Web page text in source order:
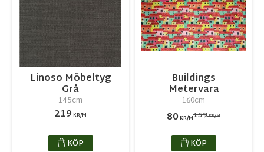
Linoso Möbeltyg
Grå
145cm
219 KR/M
KÖP
Buildings
Metervara
160cm
80KR/M159KR/M
KÖP